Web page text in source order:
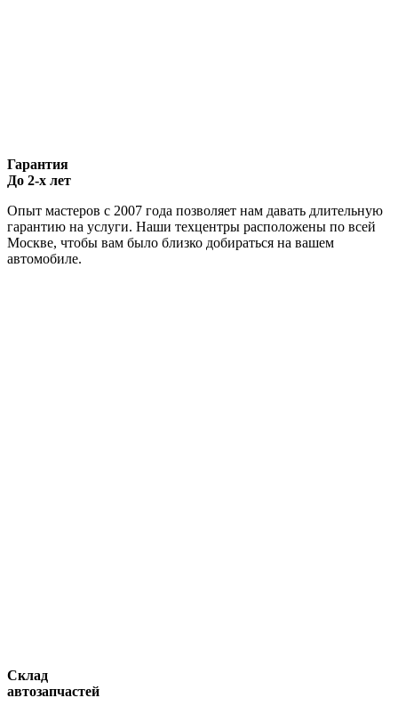
Гарантия
До 2-х лет
Опыт мастеров с 2007 года позволяет нам давать длительную
гарантию на услуги. Наши техцентры расположены по всей
Москве, чтобы вам было близко добираться на вашем
автомобиле.
Склад
автозапчастей